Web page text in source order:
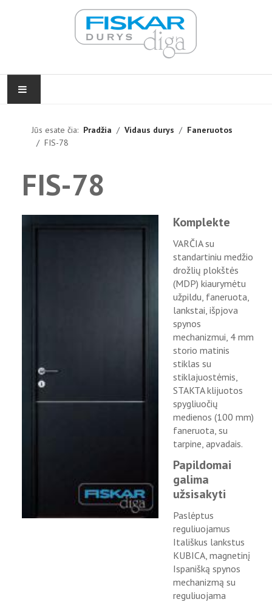
VIDAUS DURYS
LAUKO DURYS
Jūs esate čia: Pradžia Vidaus durys
Faneruotos
FIS-78
FIS-78
Komplekte
VARČIA su
standartiniu medžio
drožlių plokštės
(MDP) kiaurymėtu
užpildu, faneruota,
lankstai, išpjova
spynos
mechanizmui, 4 mm
storio matinis
stiklas su
stiklajuostėmis,
STAKTA klijuotos
spygliuočių
medienos (100 mm)
faneruota, su
tarpine, apvadais.
Papildomai
galima
užsisakyti
Paslėptus
reguliuojamus
Itališkus lankstus
KUBICA, magnetinį
Ispanišką spynos
mechanizmą su
reguliuojama